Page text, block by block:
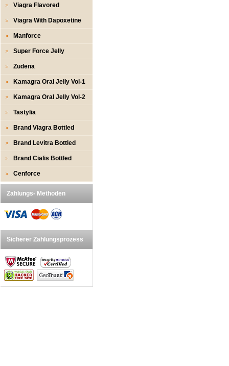
Viagra Flavored
Viagra With Dapoxetine
Manforce
Super Force Jelly
Zudena
Kamagra Oral Jelly Vol-1
Kamagra Oral Jelly Vol-2
Tastylia
Brand Viagra Bottled
Brand Levitra Bottled
Brand Cialis Bottled
Cenforce
Zahlungs- Methoden
Sicherer Zahlungsprozess